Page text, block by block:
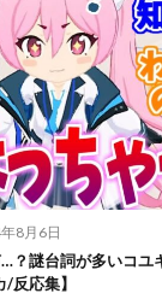
8月6日
？謎台詞が多いコユ
反応集】